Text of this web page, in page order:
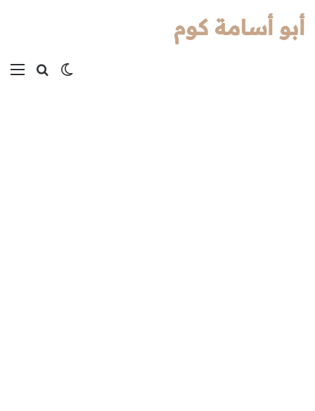
بحثالوضع
أبو أسامة كوم